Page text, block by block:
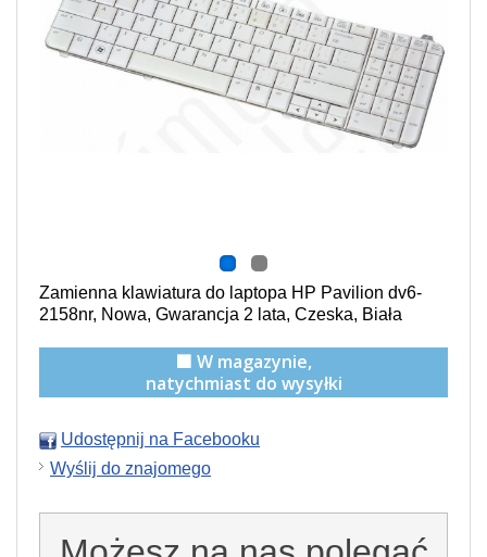
Zamienna klawiatura do laptopa HP Pavilion dv6-
2158nr, Nowa, Gwarancja 2 lata, Czeska, Biała
🟩 W magazynie,
natychmiast do wysyłki
Udostępnij na Facebooku
Wyślij do znajomego